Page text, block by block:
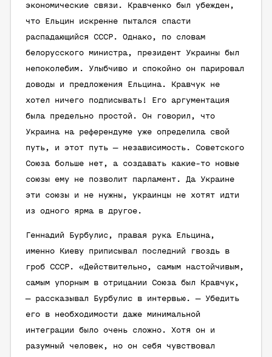
экономические связи. Кравченко был убежден,
что Ельцин искренне пытался спасти
распадающийся СССР. Однако, по словам
белорусского министра, президент Украины был
непоколебим. Улыбчиво и спокойно он парировал
доводы и предложения Ельцина. Кравчук не
хотел ничего подписывать! Его аргументация
была предельно простой. Он говорил, что
Украина на референдуме уже определила свой
путь, и этот путь — независимость. Советского
Союза больше нет, а создавать какие-то новые
союзы ему не позволит парламент. Да Украине
эти союзы и не нужны, украинцы не хотят идти
из одного ярма в другое.
Геннадий Бурбулис, правая рука Ельцина,
именно Киеву приписывал последний гвоздь в
гроб СССР. «Действительно, самым настойчивым,
самым упорным в отрицании Союза был Кравчук,
— рассказывал Бурбулис в интервью. — Убедить
его в необходимости даже минимальной
интеграции было очень сложно. Хотя он и
разумный человек, но он себя чувствовал